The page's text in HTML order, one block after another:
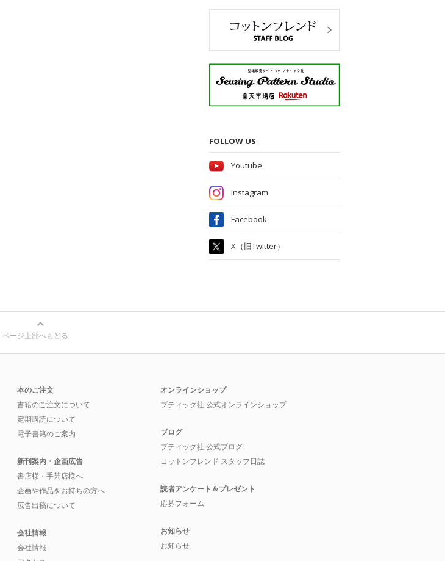
FOLLOW US
Youtube
Instagram
Facebook
X（旧Twitter）
ページ上部へもどる
本のご注文
書籍のご注文について
定期購読について
電子書籍のご案内
新刊案内・企画広告
書店様・手芸店様へ
企画や作品をお持ちの方へ
広告出稿について
会社情報
会社情報
オンラインショップ
ブティック社 公式オンラインショップ
ブログ
ブティック社 公式ブログ
コットンフレンド スタッフ日誌
読者アンケート＆プレゼント
応募フォーム
お知らせ
お知らせ